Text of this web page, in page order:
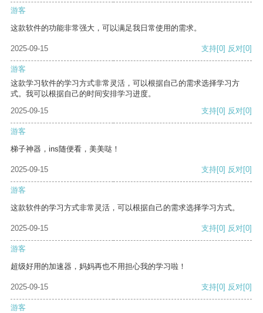
游客
这款软件的功能非常强大，可以满足我日常使用的需求。
2025-09-15 支持[0] 反对[0]
游客
这款学习软件的学习方式非常灵活，可以根据自己的需求选择学习方
式。我可以根据自己的时间安排学习进度。
2025-09-15
支持[0] 反对[0]
游客
梯子神器，ins随便看，美美哒！
2025-09-15 支持[0] 反对[0]
游客
这款软件的学习方式非常灵活，可以根据自己的需求选择学习方式。
2025-09-15 支持[0] 反对[0]
游客
超级好用的加速器，妈妈再也不用担心我的学习啦！
2025-09-15 支持[0] 反对[0]
游客